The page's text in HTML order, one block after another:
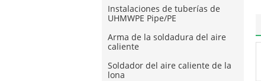
Instalaciones de tuberías de
UHMWPE Pipe/PE
Arma de la soldadura del aire
caliente
Soldador del aire caliente de la
lona